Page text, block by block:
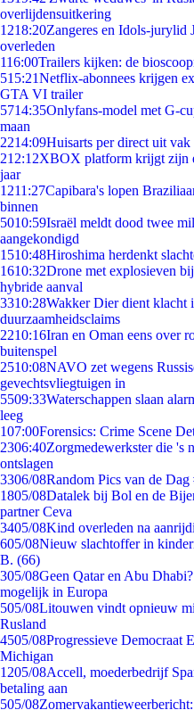
overlijdensuitkering
1218:20Zangeres en Idols-jurylid
overleden
116:00Trailers kijken: de
515:21Netflix-abonnees krijgen
GTA VI trailer
5714:35Onlyfans-model met G-
maan
2214:09Huisarts per direct uit
212:12XBOX platform krijgt zijn
jaar
1211:27Capibara's lopen
binnen
5010:59Israël meldt dood twee
aangekondigd
1510:48Hiroshima herdenkt
1610:32Drone met explosieven
hybride aanval
3310:28Wakker Dier dient klacht
duurzaamheidsclaims
2210:16Iran en Oman eens over
buitenspel
2510:08NAVO zet wegens
gevechtsvliegtuigen in
5509:33Waterschappen slaan
leeg
107:00Forensics: Crime Scene
2306:40Zorgmedewerkster die 's
ontslagen
3306/08Random Pics van de Dag
1805/08Datalek bij Bol en de
partner Ceva
3405/08Kind overleden na
605/08Nieuw slachtoffer in
B. (66)
305/08Geen Qatar en Abu
mogelijk in Europa
505/08Litouwen vindt opnieuw
Rusland
4505/08Progressieve Democraat
Michigan
1205/08Accell, moederbedrijf
betaling aan
505/08